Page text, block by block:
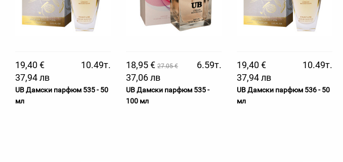
19,40 €
10.49т.
37,94 лв
UB Дамски парфюм 535 - 50
мл
18,95 € 27.05 €
6.59т.
37,06 лв
UB Дамски парфюм 535 -
100 мл
19,40 €
10.49т.
37,94 лв
UB Дамски парфюм 536 - 50
мл